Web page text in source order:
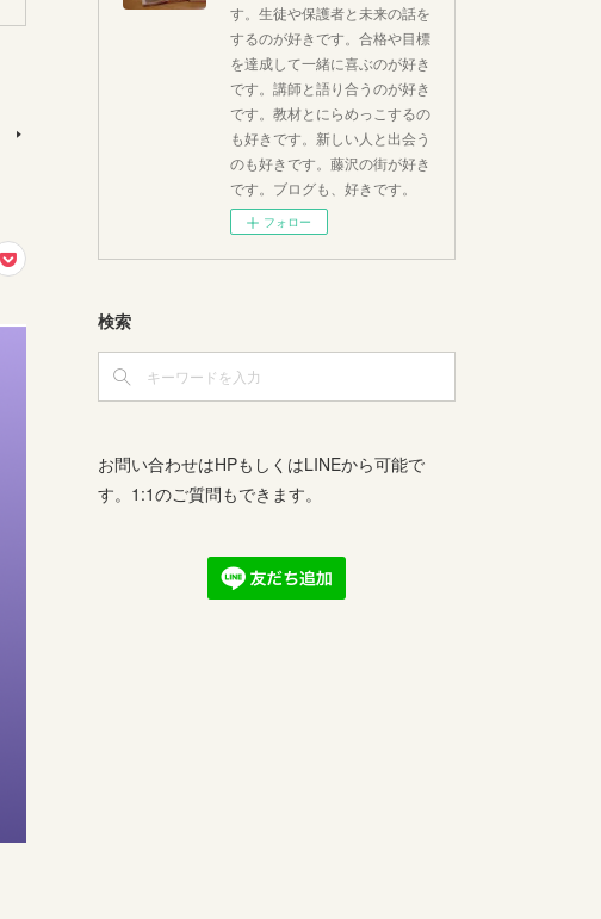
す。生徒や保護者と未来の話を
するのが好きです。合格や目標
を達成して一緒に喜ぶのが好き
です。講師と語り合うのが好き
です。教材とにらめっこするの
も好きです。新しい人と出会う
のも好きです。藤沢の街が好き
です。ブログも、好きです。
フォロー
検索
お問い合わせはHPもしくはLINEから可能で
す。1:1のご質問もできます。